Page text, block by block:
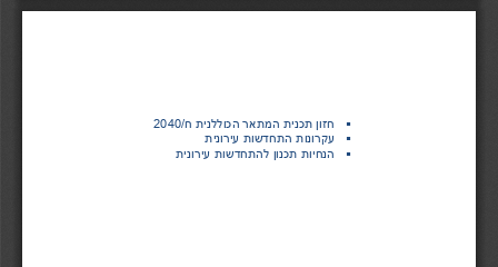
 חזון תכנית המתאר הכוללנית ח/
2040

עקרונות התחדשות עירונית

הנחיות תכנון להתחדשות עירונית